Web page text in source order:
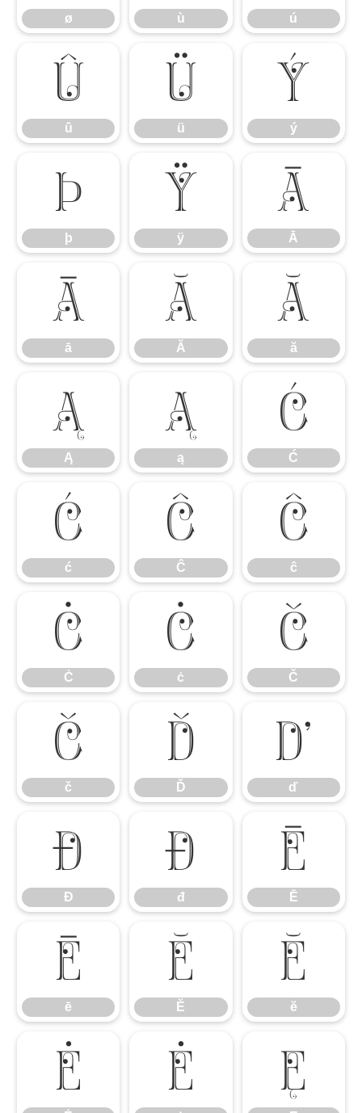
ø ù ú
û
û
ü
ü
ý
ý
þ
þ
ÿ
ÿ
Ā
Ā
ā
ā
Ă
Ă
ă
ă
Ą
Ą
ą
ą
Ć
Ć
ć
ć
Ĉ
Ĉ
ĉ
ĉ
Ċ
Ċ
ċ
ċ
Č
Č
č
č
Ď
Ď
ď
ď
Đ
Đ
đ
đ
Ē
Ē
ē
ē
Ĕ
Ĕ
ĕ
ĕ
Ė ė Ę